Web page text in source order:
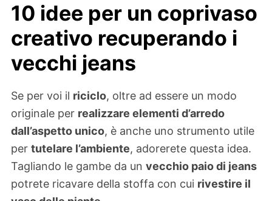
10 idee per un coprivaso
creativo recuperando i
vecchi jeans
Se per voi il riciclo, oltre ad essere un modo
originale per realizzare elementi d’arredo
dall’aspetto unico, è anche uno strumento utile
per tutelare l’ambiente, adorerete questa idea.
Tagliando le gambe da un vecchio paio di jeans
potrete ricavare della stoffa con cui rivestire il